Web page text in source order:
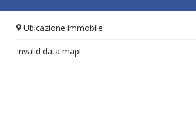
Ubicazione immobile
Invalid data map!